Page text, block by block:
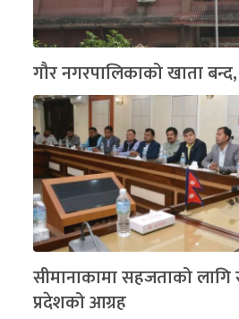
गौर नगरपालिकाको खाता
सीमानाकामा सहजताको लागि
प्रदेशको आग्रह